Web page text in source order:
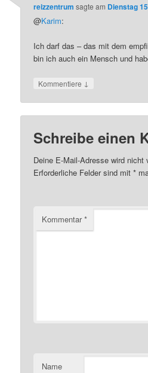
reizzentrum sagte am Dienstag
@Karim:
Ich darf das – das mit dem
bin ich auch ein Mensch und
Kommentiere ↓
Schreibe einen
Deine E-Mail-Adresse wird nicht
Erforderliche Felder sind mit*
Kommentar*
Name